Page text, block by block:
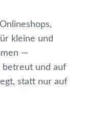
kleine und
—
betreut und auf
statt nur auf